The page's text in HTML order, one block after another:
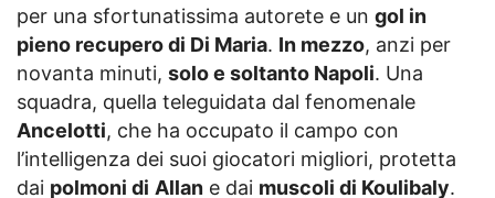
per una sfortunatissima autorete e un gol in
pieno recupero di Di Maria. In mezzo, anzi per
novanta minuti, solo e soltanto Napoli. Una
squadra, quella teleguidata dal fenomenale
Ancelotti, che ha occupato il campo con
l’intelligenza dei suoi giocatori migliori, protetta
dai polmoni di Allan e dai muscoli di Koulibaly.